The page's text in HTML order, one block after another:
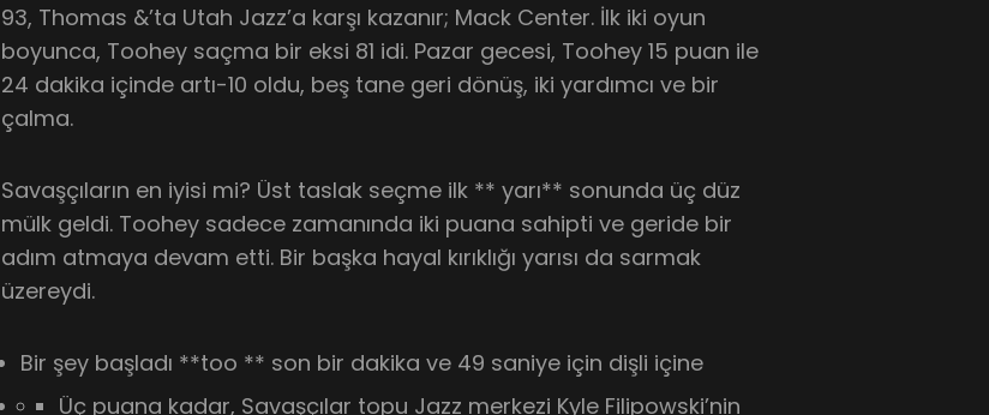
93, Thomas &’ta Utah Jazz’a karşı kazanır; Mack Center. İlk iki oyun
boyunca, Toohey saçma bir eksi 81 idi. Pazar gecesi, Toohey 15 puan ile
24 dakika içinde artı-10 oldu, beş tane geri dönüş, iki yardımcı ve bir
çalma.
Savaşçıların en iyisi mi? Üst taslak seçme ilk ** yarı** sonunda üç düz
mülk geldi. Toohey sadece zamanında iki puana sahipti ve geride bir
adım atmaya devam etti. Bir başka hayal kırıklığı yarısı da sarmak
üzereydi.
Bir şey başladı **too ** son bir dakika ve 49 saniye için dişli içine
Üç puana kadar, Savaşçılar topu Jazz merkezi Kyle Filipowski’nin